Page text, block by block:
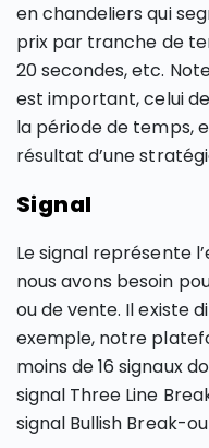
en chandeliers qui
prix par tranche de
20 secondes, etc.
est important, celui
la période de temps,
résultat d’une
Signal
Le signal représente
nous avons besoin
ou de vente. Il existe
exemple, notre
moins de 16 signaux
signal Three Line
signal Bullish Break-